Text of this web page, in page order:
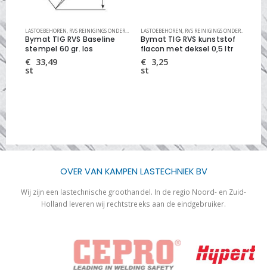
RVS REINIGINGS VLOEISTOFFEN
LASTOEBEHOREN, RVS REINIGINGS ONDERDELEN , RVS REINIGINGS SYSTEMEN
Bymat TIG RVS Baseline
stempel 60 gr. los
€ 33,49
st
LASTOEBEHOREN, RVS REINIGINGS ONDERDELEN
Bymat TIG RVS kunststof
flacon met deksel 0,5 ltr
€ 3,25
st st
OVER VAN KAMPEN LASTECHNIEK BV
Wij zijn een lastechnische groothandel. In de regio Noord- en Zuid-
Holland leveren wij rechtstreeks aan de eindgebruiker.